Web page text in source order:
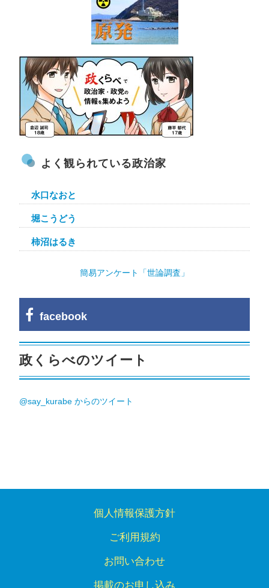
よく観られている政治家
水口なおと
堀こうどう
柿沼はるき
簡易アンケート「世論調査」
facebook
政くらべのツイート
@say_kurabe からのツイート
個人情報保護方針
ご利用規約
お問い合わせ
掲載のお申し込み